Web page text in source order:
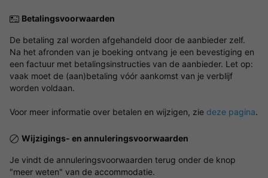
Betalingsvoorwaarden
De betaling zal worden afgehandeld door de aanbieder zelf.
Na het afronden van je boeking ontvang je een bevestiging en
een factuur met betalingsinstructies van de aanbieder. Let op:
vaak moet de (aan)betaling vóór aankomst van je verblijf
worden voldaan.
Voor meer informatie over betalen en wijzigen, zie deze pagina.
Wijzigings- en annuleringsvoorwaarden
Je vindt de annuleringsvoorwaarden terug onder de knop
"meer weten" van de accommodatie.